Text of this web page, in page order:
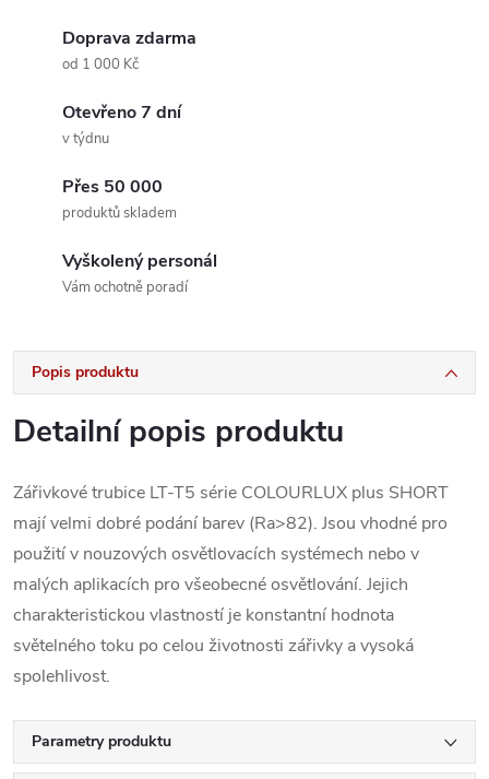
Doprava zdarma
od 1 000 Kč
Otevřeno 7 dní
v týdnu
Přes 50 000
produktů skladem
Vyškolený personál
Vám ochotně poradí
Popis produktu
Detailní popis produktu
Zářivkové trubice LT-T5 série COLOURLUX plus SHORT
mají velmi dobré podání barev (Ra>82). Jsou vhodné pro
použití v nouzových osvětlovacích systémech nebo v
malých aplikacích pro všeobecné osvětlování. Jejich
charakteristickou vlastností je konstantní hodnota
světelného toku po celou životnosti zářivky a vysoká
spolehlivost.
Parametry produktu